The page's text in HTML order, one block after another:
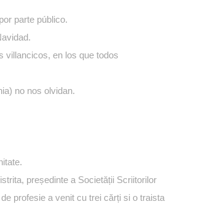
parte público.
villancicos, en los que todos
no nos olvidan.
președinte a Societății Scriitorilor
profesie a venit cu trei cărți si o traista